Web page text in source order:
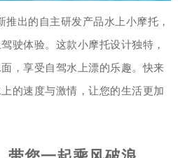
出的自主研发产品水上小摩托，
驶体验。这款小摩托设计独特，
，享受自驾水上漂的乐趣。快来
的速度与激情，让您的生活更加